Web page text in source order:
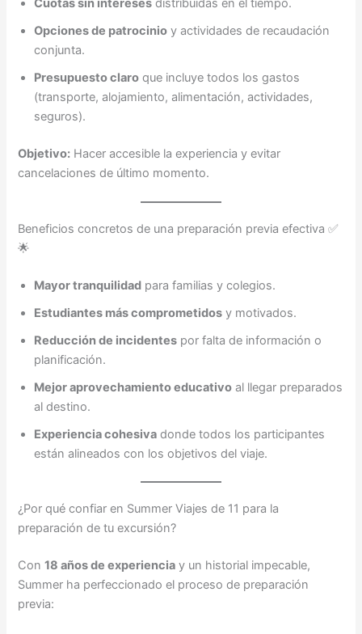
Cuotas sin intereses distribuidas en el tiempo.
Opciones de patrocinio y actividades de recaudación
conjunta.
Presupuesto claro que incluye todos los gastos
(transporte, alojamiento, alimentación, actividades,
seguros).
Objetivo: Hacer accesible la experiencia y evitar
cancelaciones de último momento.
Beneficios concretos de una preparación previa efectiva ✅
🌟
Mayor tranquilidad para familias y colegios.
Estudiantes más comprometidos y motivados.
Reducción de incidentes por falta de información o
planificación.
Mejor aprovechamiento educativo al llegar preparados
al destino.
Experiencia cohesiva donde todos los participantes
están alineados con los objetivos del viaje.
¿Por qué confiar en Summer Viajes de 11 para la
preparación de tu excursión?
Con18 años de experiencia y un historial impecable,
Summer ha perfeccionado el proceso de preparación
previa: